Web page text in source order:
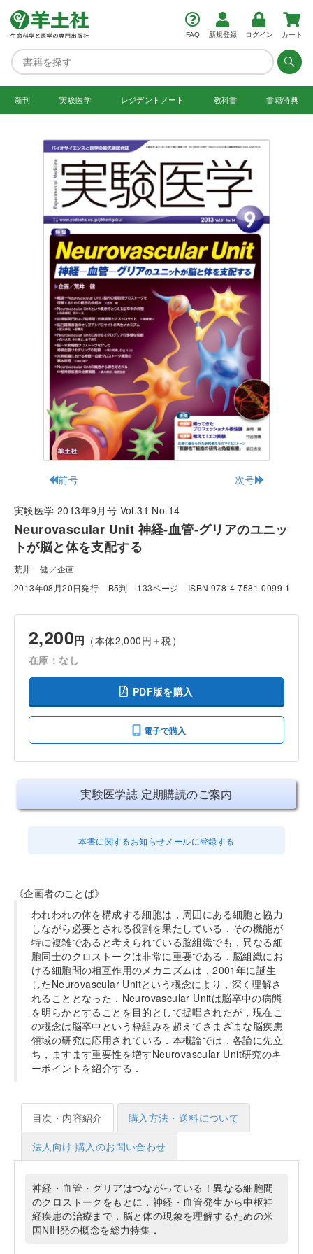
FAQ 新規登録 ログイン カート
新刊 実験医学 レジデント ノート 教科書 書籍特典
前号 次号
実験医学 2013年9月号 Vol.31 No.14
Neurovascular Unit 神経-血管-グリアのユニッ
トが脳と体を支配する
荒井 健／企画
2013年08月20日発行
B5判 133ページ ISBN 978-4-7581-0099-1
2,200円 （本体2,000円＋税）
在庫：なし
PDF版を購入
電子で購入
実験医学誌 定期購読のご案内
本書に関するお知らせメールに登録する
《企画者のことば》
われわれの体を構成する細胞は，周囲にある細胞と協力
しながら必要とされる役割を果たしている．その機能が
特に複雑であると考えられている脳組織でも，異なる細
胞同士のクロストークは非常に重要である．脳組織にお
ける細胞間の相互作用のメカニズムは，2001年に誕生
したNeurovascular Unitという概念により，深く理解さ
れることとなった．Neurovascular Unitは脳卒中の病態
を明らかとすることを目的として提唱されたが，現在こ
の概念は脳卒中という枠組みを超えてさまざまな脳疾患
領域の研究に応用されている．本概論では，各論に先立
ち，ますます重要性を増すNeurovascular Unit研究のキ
ーポイントを紹介する．
目次・内容紹介 購入方法・送料について
法人向け 購入のお問い合わせ
神経・血管・グリアはつながっている！異なる細胞間
のクロストークをもとに．神経・血管発生から中枢神
経疾患の治療まで，脳と体の現象を理解するための米
国NIH発の概念を総力特集．